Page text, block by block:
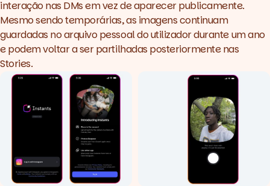
interação nas DMs em vez de aparecer publicamente.
Mesmo sendo temporárias, as imagens continuam
guardadas no arquivo pessoal do utilizador durante um ano
e podem voltar a ser partilhadas posteriormente nas
Stories.